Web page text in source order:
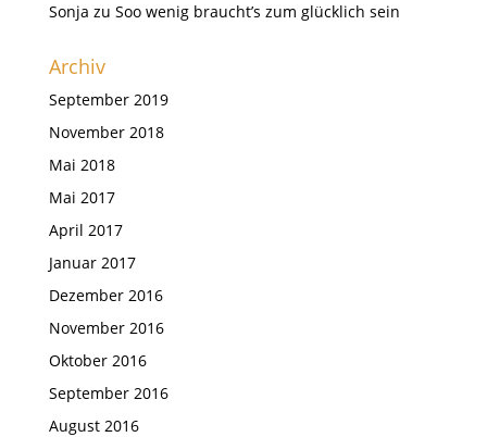
Sonja zu Soo wenig braucht’s zum glücklich sein
Archiv
September 2019
November 2018
Mai 2018
Mai 2017
April 2017
Januar 2017
Dezember 2016
November 2016
Oktober 2016
September 2016
August 2016